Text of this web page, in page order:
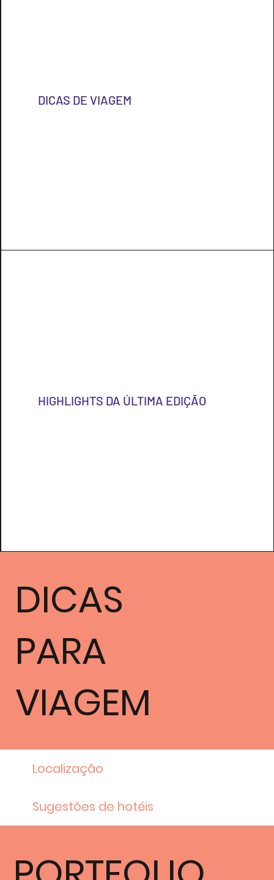
DICAS DE VIAGEM
HIGHLIGHTS DA ÚLTIMA EDIÇÃO
DICAS
PARA
VIAGEM
Localização
Sugestões de hotéis